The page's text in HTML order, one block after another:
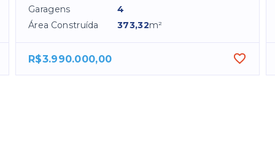
Garagens
4
Área Construída
373,32m²
R$3.990.000,00